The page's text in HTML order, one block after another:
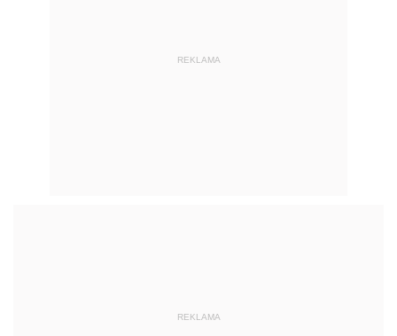
REKLAMA
REKLAMA